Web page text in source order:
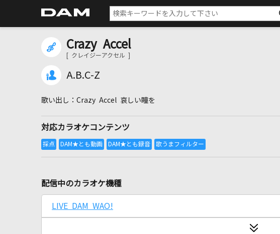
Crazy Accel
[ クレイジーアクセル ]
A.B.C-Z
Crazy Accel 哀しい瞳を
対応カラオケコンテンツ
配信中のカラオケ機種
LIVE DAM WAO!